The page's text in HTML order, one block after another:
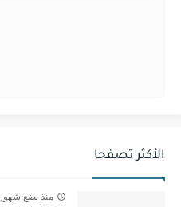
الأكثر تصفحا
منذ بضع شهور